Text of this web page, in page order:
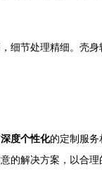
节处理精细。壳
深度个性化的定制服务
解决方案，以合理